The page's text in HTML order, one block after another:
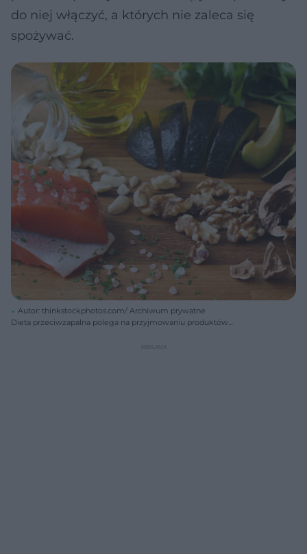
do niej włączyć, a których nie zaleca się
spożywać.
Autor: thinkstockphotos.com/ Archiwum prywatne
Dieta przeciwzapalna polega na przyjmowaniu produktów